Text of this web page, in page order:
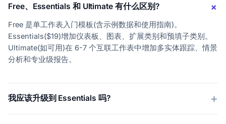
Free、Essentials 和 Ultimate 有什么区别?
Free 是单工作表入门模板(含示例数据和使用指南)。
Essentials($19)增加仪表板、图表、扩展类别和预填子类别。
Ultimate(如可用)在 6-7 个互联工作表中增加多实体跟踪、情景
分析和专业级报告。
我应该升级到 Essentials 吗?